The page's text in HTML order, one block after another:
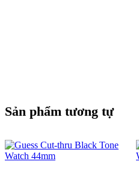
Sản phẩm tương tự